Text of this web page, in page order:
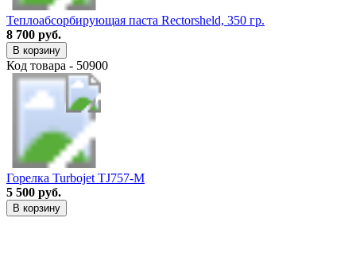
Теплоабсорбирующая паста Rectorsheld, 350 гр.
8 700 руб.
В корзину
Код товара - 50900
Горелка Turbojet TJ757-M
5 500 руб.
В корзину